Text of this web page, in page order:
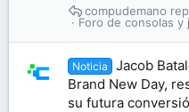
Foro de consolas y
compudemano
Noticia
Jacob
Brand New Day,
su futura